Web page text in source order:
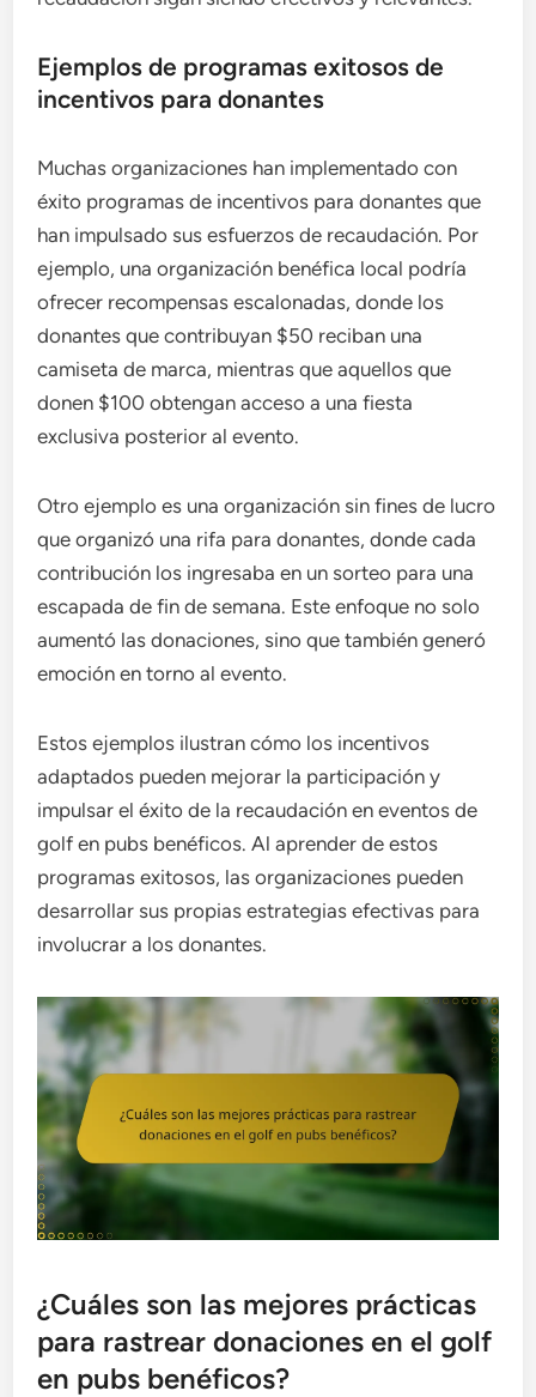
Ejemplos de programas exitosos de
incentivos para donantes
Muchas organizaciones han implementado con
éxito programas de incentivos para donantes que
han impulsado sus esfuerzos de recaudación. Por
ejemplo, una organización benéfica local podría
ofrecer recompensas escalonadas, donde los
donantes que contribuyan $50 reciban una
camiseta de marca, mientras que aquellos que
donen $100 obtengan acceso a una fiesta
exclusiva posterior al evento.
Otro ejemplo es una organización sin fines de lucro
que organizó una rifa para donantes, donde cada
contribución los ingresaba en un sorteo para una
escapada de fin de semana. Este enfoque no solo
aumentó las donaciones, sino que también generó
emoción en torno al evento.
Estos ejemplos ilustran cómo los incentivos
adaptados pueden mejorar la participación y
impulsar el éxito de la recaudación en eventos de
golf en pubs benéficos. Al aprender de estos
programas exitosos, las organizaciones pueden
desarrollar sus propias estrategias efectivas para
involucrar a los donantes.
¿Cuáles son las mejores prácticas
para rastrear donaciones en el golf
en pubs benéficos?